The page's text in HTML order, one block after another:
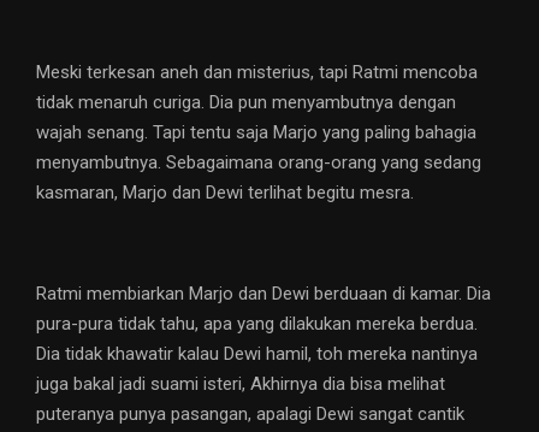
Meski terkesan aneh dan misterius, tapi Ratmi mencoba
tidak menaruh curiga. Dia pun menyambutnya dengan
wajah senang. Tapi tentu saja Marjo yang paling bahagia
menyambutnya. Sebagaimana orang-orang yang sedang
kasmaran, Marjo dan Dewi terlihat begitu mesra.
Ratmi membiarkan Marjo dan Dewi berduaan di kamar. Dia
pura-pura tidak tahu, apa yang dilakukan mereka berdua.
Dia tidak khawatir kalau Dewi hamil, toh mereka nantinya
juga bakal jadi suami isteri, Akhirnya dia bisa melihat
puteranya punya pasangan, apalagi Dewi sangat cantik